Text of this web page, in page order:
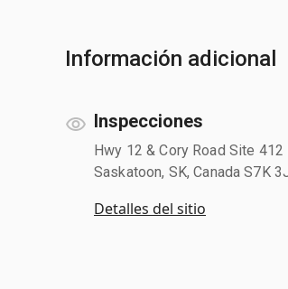
Información adicional
Inspecciones
Hwy 12 & Cory Road Site 412
Saskatoon, SK, Canada S7K
Detalles del sitio